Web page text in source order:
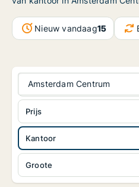
Nieuw vandaag15
Amsterdam Centrum
Kantoor
Groote
Prijs